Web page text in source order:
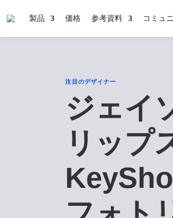
製品 価格 参考資料 コミュ
注目のデザイナー
ジェイ
リップ